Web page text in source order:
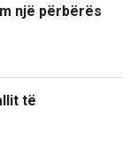
një përbërës
të